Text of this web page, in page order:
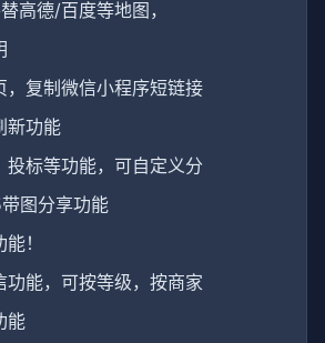
高德/百度等地图，
，复制微信小程序短链接
新功能
投标等功能，可自定义分
图分享功能
！
功能，可按等级，按商家
能